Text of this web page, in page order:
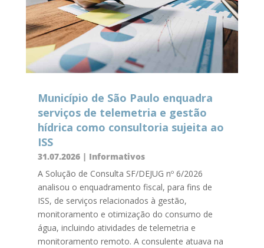
Município de São Paulo enquadra
serviços de telemetria e gestão
hídrica como consultoria sujeita ao
ISS
31.07.2026| Informativos
A Solução de Consulta SF/DEJUG nº 6/2026
analisou o enquadramento fiscal, para fins de
ISS, de serviços relacionados à gestão,
monitoramento e otimização do consumo de
água, incluindo atividades de telemetria e
monitoramento remoto. A consulente atuava na